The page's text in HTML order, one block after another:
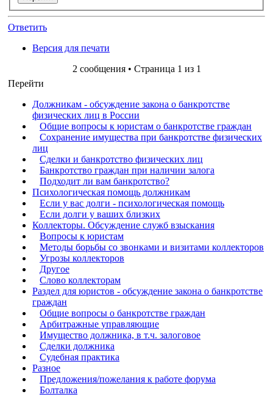
Ответить
Версия для печати
2 сообщения • Страница 1 из 1
Перейти
Должникам - обсуждение закона о банкротстве
физических лиц в России
Общие вопросы к юристам о банкротстве граждан
Сохранение имущества при банкротстве физических
лиц
Сделки и банкротство физических лиц
Банкротство граждан при наличии залога
Подходит ли вам банкротство?
Психологическая помощь должникам
Если у вас долги - психологическая помощь
Если долги у ваших близких
Коллекторы. Обсуждение служб взыскания
Вопросы к юристам
Методы борьбы со звонками и визитами коллекторов
Угрозы коллекторов
Другое
Слово коллекторам
Раздел для юристов - обсуждение закона о банкротстве
граждан
Общие вопросы о банкротстве граждан
Арбитражные управляющие
Имущество должника, в т.ч. залоговое
Сделки должника
Судебная практика
Разное
Предложения/пожелания к работе форума
Болталка